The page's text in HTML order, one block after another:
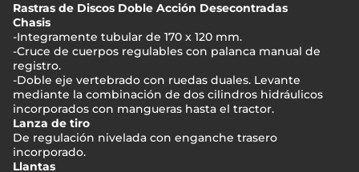
Rastras de Discos Doble Acción Desecontradas
Chasis
-Integramente tubular de 170 x 120 mm.
-Cruce de cuerpos regulables con palanca manual de
registro.
-Doble eje vertebrado con ruedas duales. Levante
mediante la combinación de dos cilindros hidráulicos
incorporados con mangueras hasta el tractor.
Lanza de tiro
De regulación nivelada con enganche trasero
incorporado.
Llantas